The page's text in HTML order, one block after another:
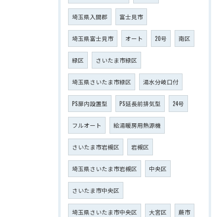
埼玉県入間郡 富士見市
埼玉県富士見市 オート 20号 南区
緑区 さいたま市緑区
埼玉県さいたま市緑区 湯水分岐口付
PS扉内設置型 PS延長前排気型 24号
フルオート 給湯暖房用熱源機
さいたま市岩槻区 岩槻区
埼玉県さいたま市岩槻区 中央区
さいたま市中央区
埼玉県さいたま市中央区 大宮区 蕨市